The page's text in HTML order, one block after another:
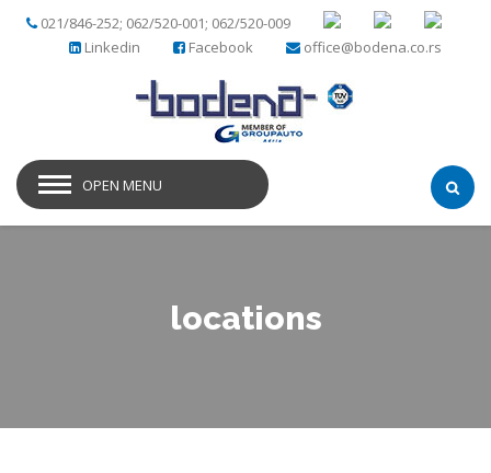
021/846-252; 062/520-001; 062/520-009
office@bodena.co.rs
Facebook
Linkedin
OPEN MENU
locations